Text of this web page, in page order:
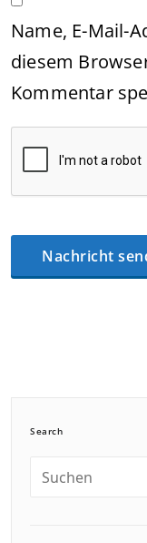
Name, E-Mail-
diesem
Kommentar
Search